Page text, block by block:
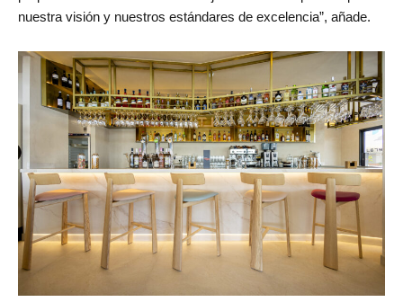
nuestra visión y nuestros estándares de excelencia”, añade.